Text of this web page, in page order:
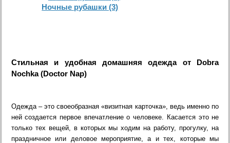
Ночные рубашки (3)
Стильная и удобная домашняя одежда от Dobra
Nochka (Doctor Nap)
Одежда – это своеобразная «визитная карточка», ведь именно по
ней создается первое впечатление о человеке. Касается это не
только тех вещей, в которых мы ходим на работу, прогулку, на
праздничное или деловое мероприятие, а и тех, которые мы